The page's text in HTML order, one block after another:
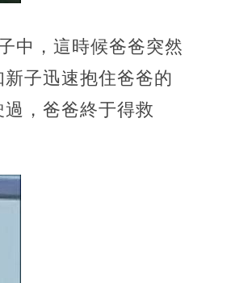
中，這時候爸爸突然
子迅速抱住爸爸的
，爸爸終于得救